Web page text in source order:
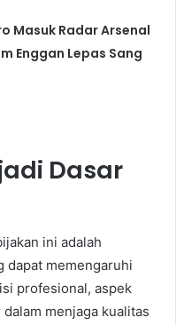
Masuk Radar Arsenal
Enggan Lepas Sang
Dasar
ini adalah
dapat memengaruhi
profesional, aspek
menjaga kualitas